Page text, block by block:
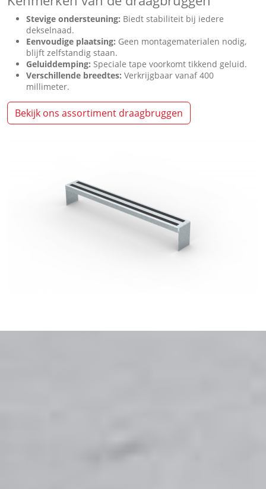
Stevige ondersteuning: Biedt stabiliteit bij iedere
dekselnaad.
Eenvoudige plaatsing: Geen montagematerialen nodig,
blijft zelfstandig staan.
Geluiddemping: Speciale tape voorkomt tikkend geluid.
Verschillende breedtes: Verkrijgbaar vanaf 400
millimeter.
Bekijk ons assortiment draagbruggen